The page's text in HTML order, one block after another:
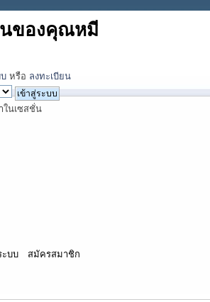
ของคุณหมี
หรือ ลงทะเบียน
ในเซสชั่น
ะบบ สมัครสมาชิก